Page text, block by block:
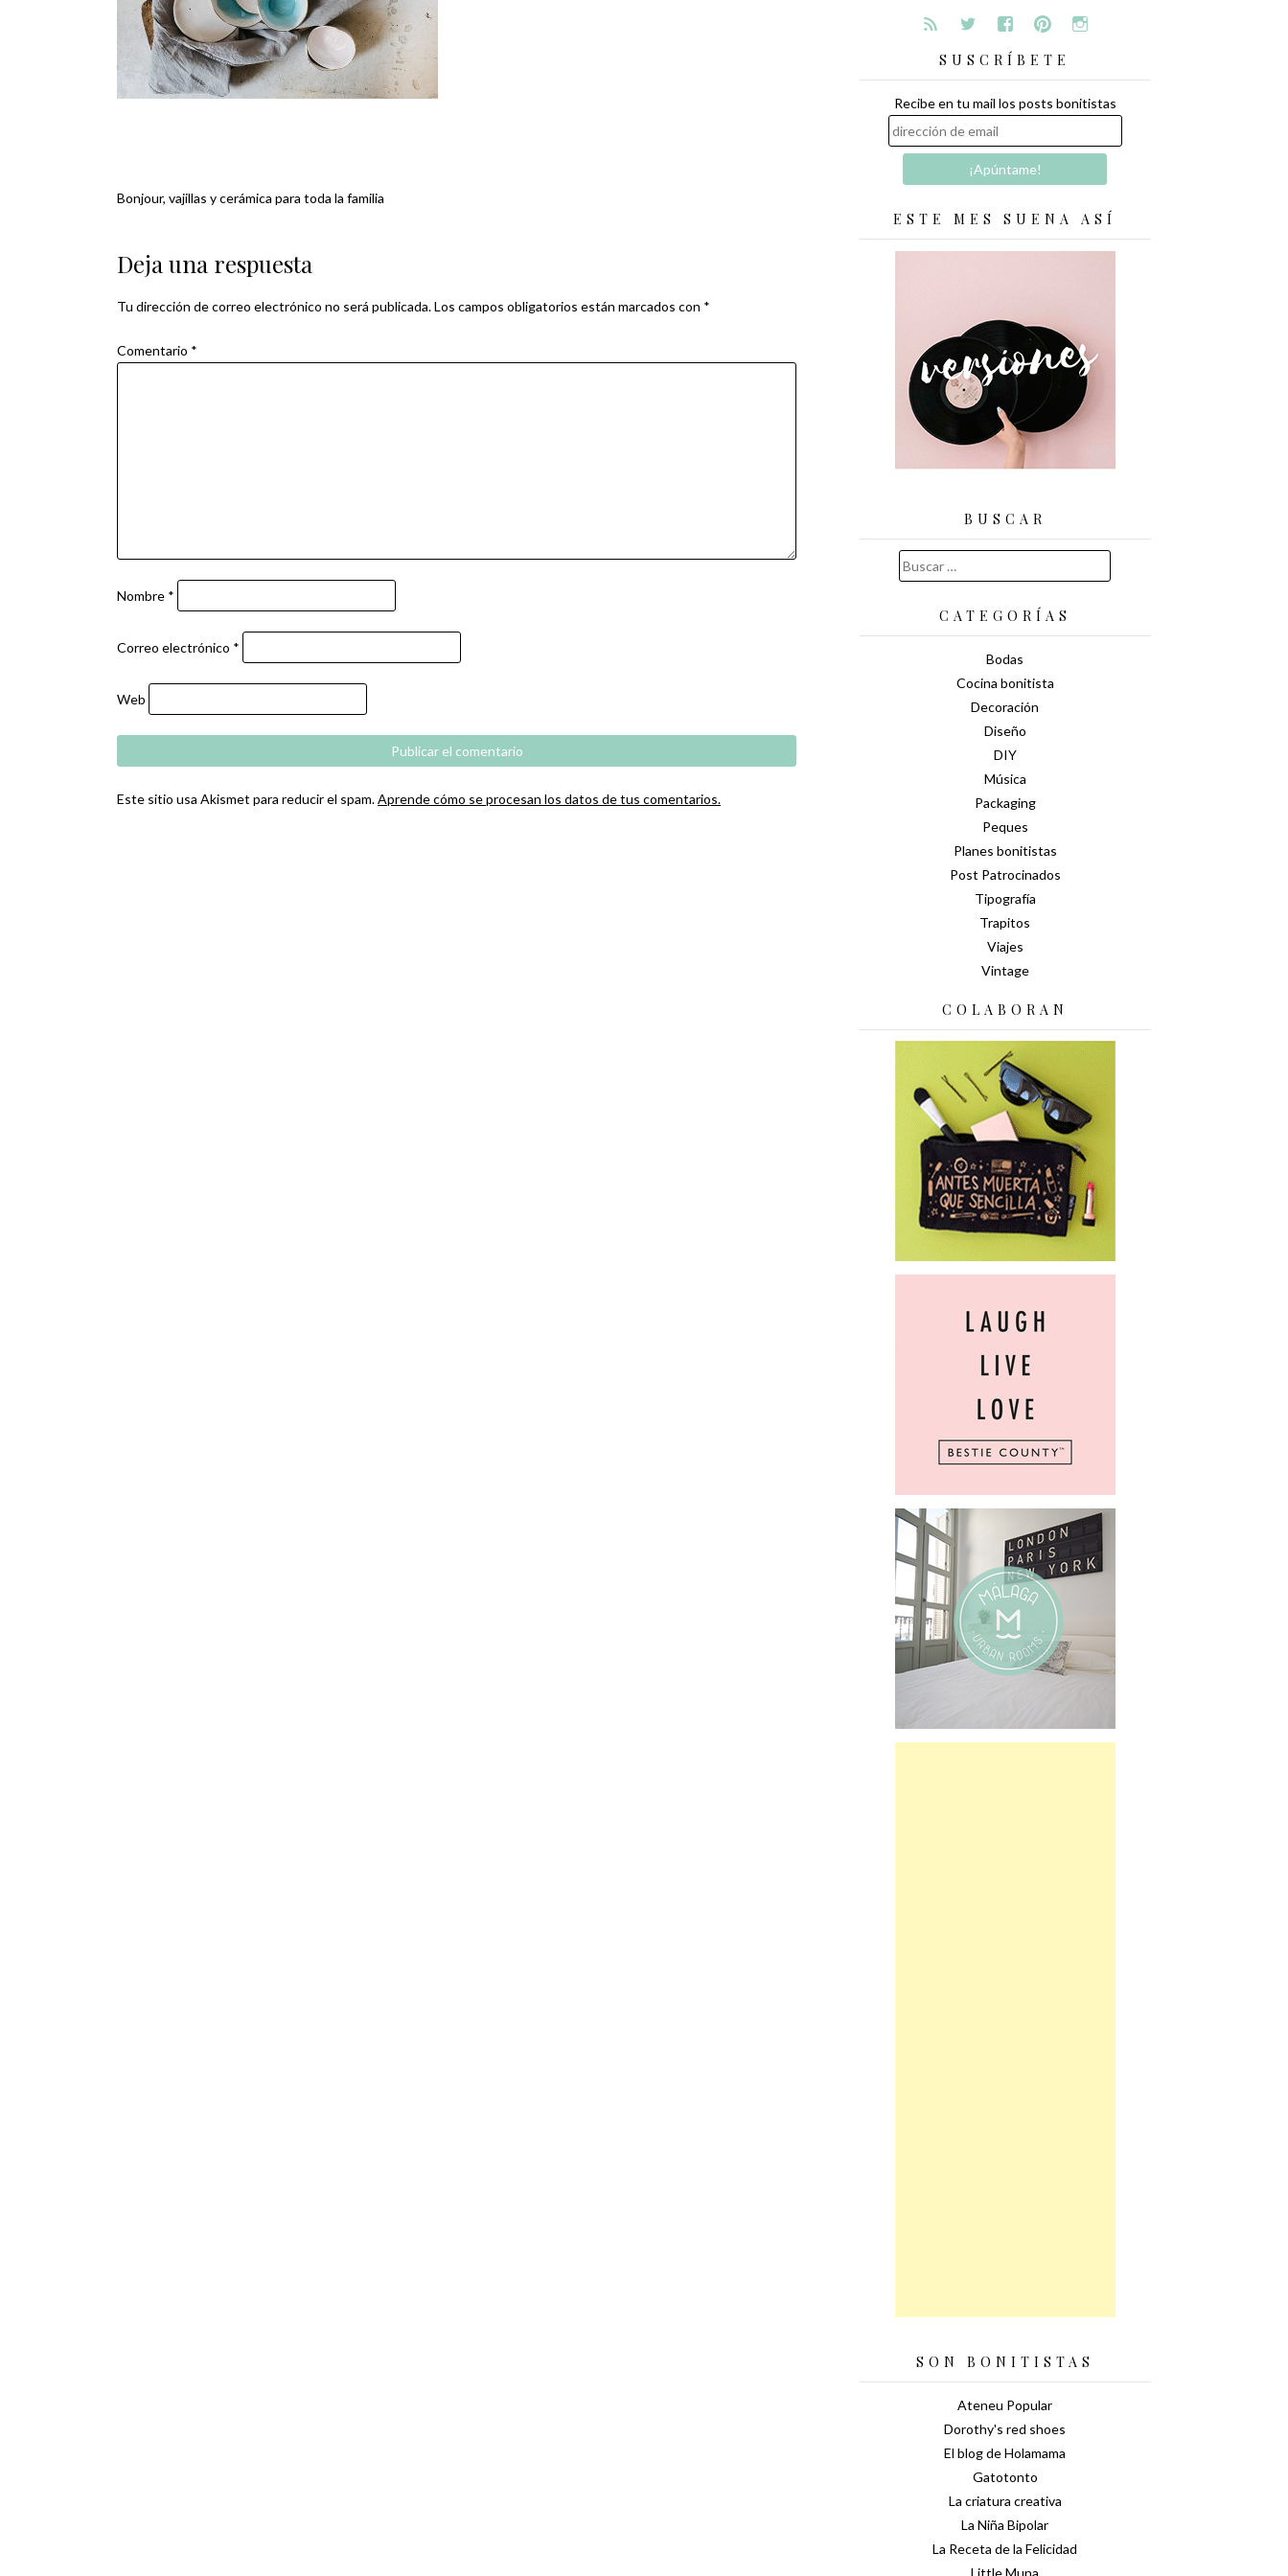
Navegación
de
entradas
Bonjour, vajillas y cerámica para toda la familia
Deja una respuesta
Tu dirección de correo electrónico no será publicada.Los campos obligatorios están marcados con *
Comentario *
Nombre *
Correo electrónico *
Web
Este sitio usa Akismet para reducir el spam.Aprende cómo se procesan los datos de tus comentarios.
SUSCRÍBETE
Recibe en tu mail los posts bonitistas
ESTE MES SUENA ASÍ
BUSCAR
Buscar:
CATEGORÍAS
Bodas
Cocina bonitista
Decoración
Diseño
DIY
Música
Packaging
Peques
Planes bonitistas
Post Patrocinados
Tipografía
Trapitos
Viajes
Vintage
COLABORAN
SON BONITISTAS
Ateneu Popular
Dorothy's red shoes
El blog de Holamama
Gatotonto
La criatura creativa
La Niña Bipolar
La Receta de la Felicidad